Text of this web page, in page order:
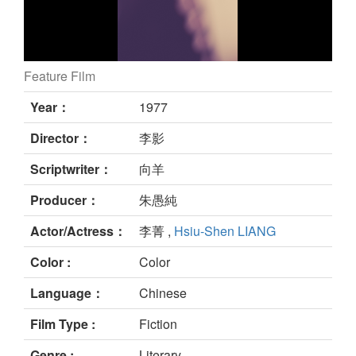
夜半鐘聲心膽寒 still
Feature Film
Year：
1977
Director：
李影
Scriptwriter：
向羊
Producer：
朱愚純
Actor/Actress：
李菁 , Hsiu-Shen LIANG
Color :
Color
Language：
Chinese
Film Type :
Fiction